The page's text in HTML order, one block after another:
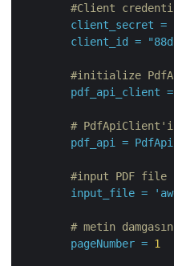
#Client
client_secret =
client_id =
#initialize
pdf_api_client =
# PdfApiClient'i
pdf_api
=
#input PDF file
input_file =
# metin
pageNumber = 1